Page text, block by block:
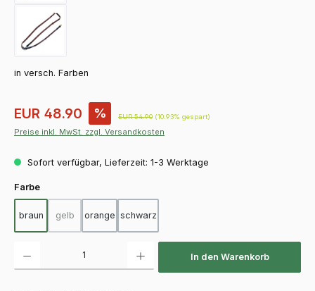
in versch. Farben
Verkaufspreis:
EUR 48.90 % Regulärer Preis:
EUR 54.90 (10.93% gespart)
Preise inkl. MwSt. zzgl. Versandkosten
Sofort verfügbar, Lieferzeit: 1-3 Werktage
Farbeauswählen
braun gelb
(Diese Option ist zurzeit nicht verfügbar.)
orange schwarz
In den Warenkorb